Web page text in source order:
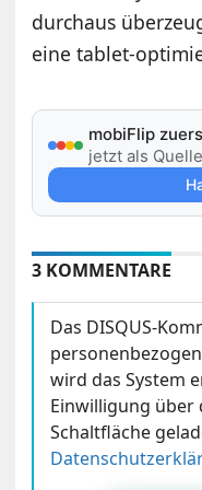
durchaus
eine tablet-
mobiFlip
jetzt als
3 KOMMENTARE
Das DISQUS-
wird das System
Einwilligung über
Schaltfläche